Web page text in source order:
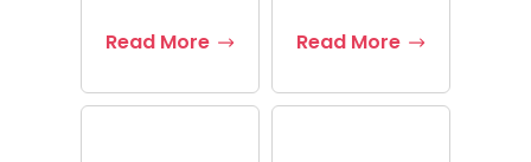
Read More Read More